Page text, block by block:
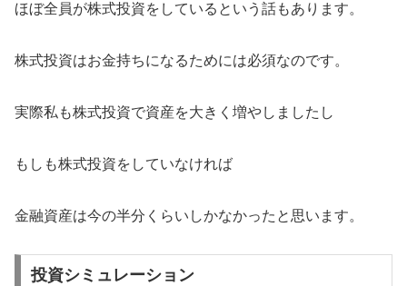
ほぼ全員が株式投資をしているという話もあります。
株式投資はお金持ちになるためには必須なのです。
実際私も株式投資で資産を大きく増やしましたし
もしも株式投資をしていなければ
金融資産は今の半分くらいしかなかったと思います。
投資シミュレーション